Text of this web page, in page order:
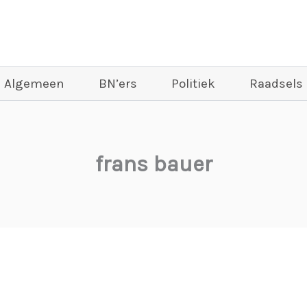
Algemeen BN’ers Politiek Raadsels
frans bauer